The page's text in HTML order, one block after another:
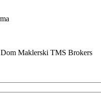
Maklerski TMS Brokers